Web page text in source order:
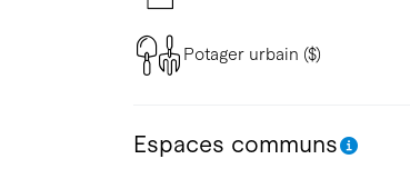
Potager urbain ($)
Espaces communs